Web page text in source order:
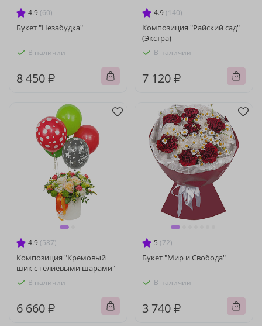
4.9 (60)
Букет "Незабудка"
В наличии
8 450 ₽
4.9 (140)
Композиция "Райский сад"
(Экстра)
В наличии
7 120 ₽
4.9 (587)
Композиция "Кремовый
шик с гелиевыми шарами"
В наличии
6 660 ₽
5 (72)
Букет "Мир и Свобода"
В наличии
3 740 ₽